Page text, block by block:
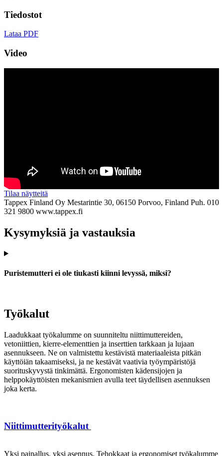
Tiedostot
Lataa PDF
Video
Tilaa näytteitä
Tappex Finland Oy Mestarintie 30, 06150 Porvoo, Finland Puh. 010
321 9800 www.tappex.fi
Kysymyksiä ja vastauksia
Puristemutteri ei ole tiukasti kiinni levyssä, miksi?
Työkalut
Laadukkaat työkalumme on suunniteltu niittimuttereiden,
vetoniittien, kierre-elementtien ja inserttien tarkkaan ja lujaan
asennukseen. Ne on valmistettu kestävistä materiaaleista pitkän
käyttöiän takaamiseksi, ja ne kestävät vaativia työympäristöjä
suorituskyvystä tinkimättä. Ergonomisten kädensijojen ja
helppokäyttöisten mekanismien avulla teet täydellisen asennuksen
joka kerta.
Niittimutterityökalut
Yksi painallus, yksi asennus. Tehokkaat ja ergonomiset työkalumme